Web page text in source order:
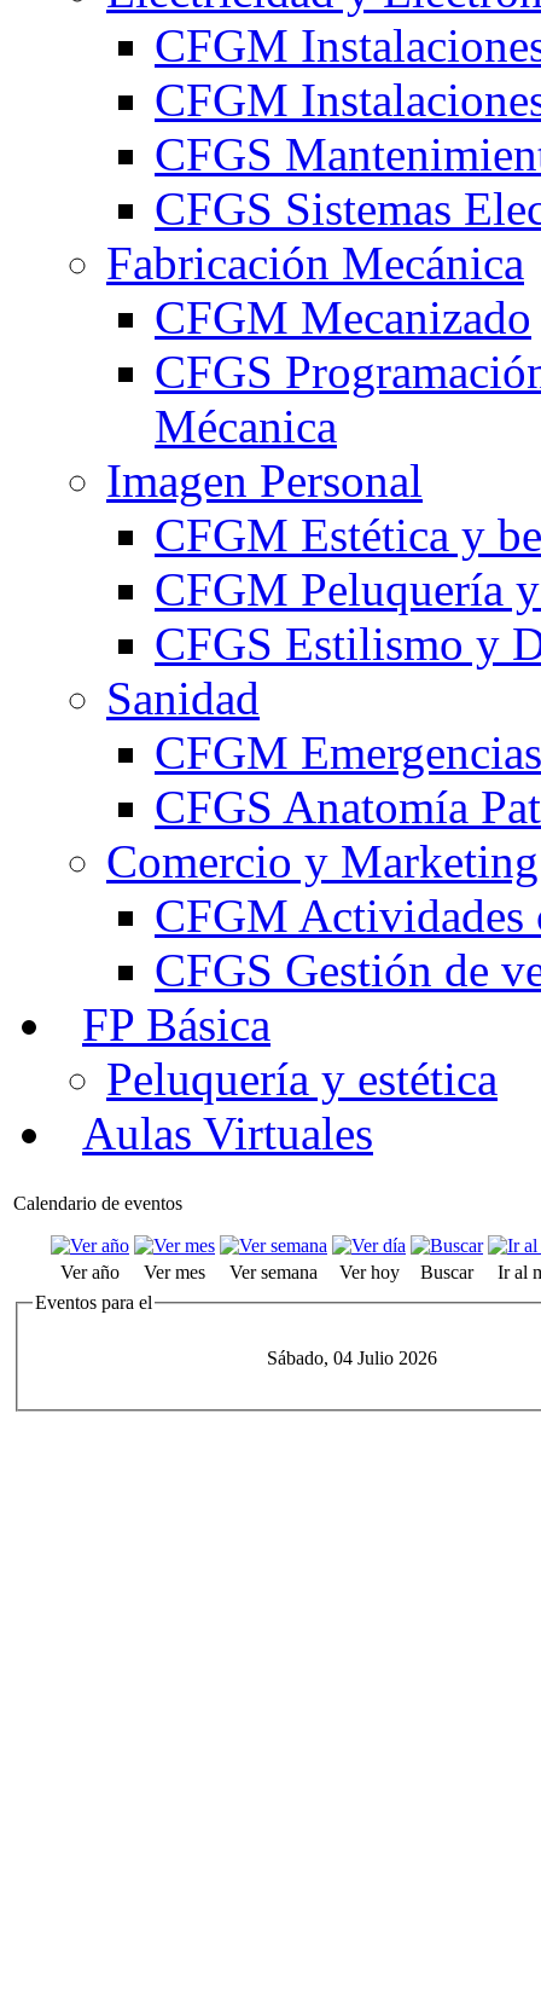
CFGM
CFGM
CFGS
CFGS Sistemas
Fabricación Mecánica
CFGM Mecanizado
CFGS
Mécanica
Imagen Personal
CFGM Estética y
CFGM Peluquería
CFGS Estilismo y
Sanidad
CFGM
CFGS Anatomía
Comercio y Marketing
CFGM Actividades
CFGS Gestión de
FP Básica
Peluquería y estética
Aulas Virtuales
Calendario de eventos
Ver año Ver mes Ver semana Ver hoy Buscar
Ir al
Eventos para el
Sábado, 04 Julio 2026